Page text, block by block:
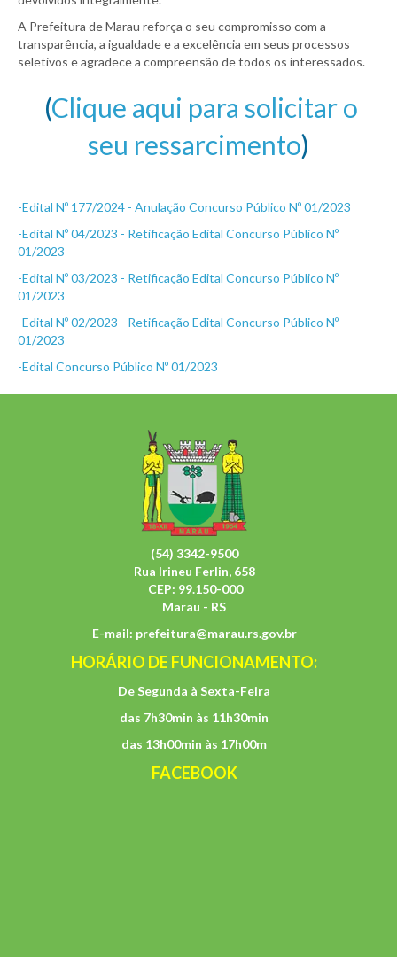
A Prefeitura de Marau reforça o seu compromisso com a
transparência, a igualdade e a excelência em seus processos
seletivos e agradece a compreensão de todos os interessados.
(Clique aqui para solicitar o
seu ressarcimento)
-Edital Nº 177/2024 - Anulação Concurso Público Nº 01/2023
-Edital Nº 04/2023 - Retificação Edital Concurso Público Nº
01/2023
-Edital Nº 03/2023 - Retificação Edital Concurso Público Nº
01/2023
-Edital Nº 02/2023 - Retificação Edital Concurso Público Nº
01/2023
-Edital Concurso Público Nº 01/2023
(54) 3342-9500
Rua Irineu Ferlin, 658
CEP: 99.150-000
Marau - RS
E-mail: prefeitura@marau.rs.gov.br
HORÁRIO DE FUNCIONAMENTO:
De Segunda à Sexta-Feira
das 7h30min às 11h30min
das 13h00min às 17h00m
FACEBOOK